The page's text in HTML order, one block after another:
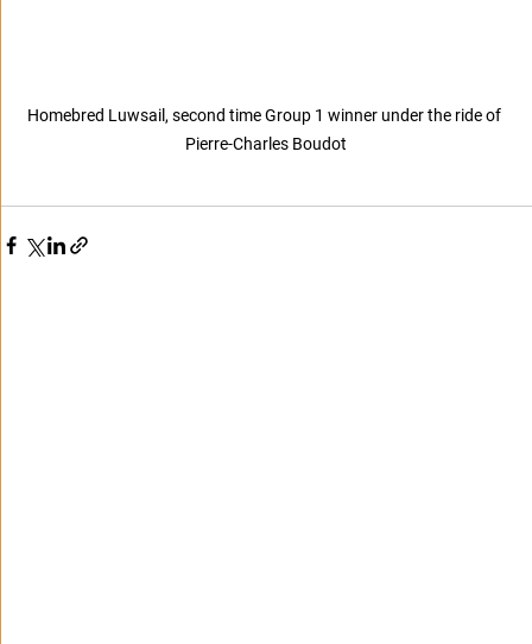
Homebred Luwsail, second time Group 1 winner under the ride of
Pierre-Charles Boudot